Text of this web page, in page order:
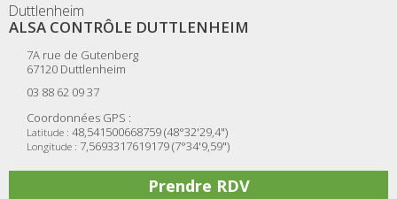
Duttlenheim
ALSA CONTRÔLE DUTTLENHEIM
7A rue de Gutenberg
67120 Duttlenheim
03 88 62 09 37
Coordonnées GPS :
Latitude : 48,541500668759 (48°32'29,4")
Longitude : 7,5693317619179 (7°34'9,59")
Prendre RDV